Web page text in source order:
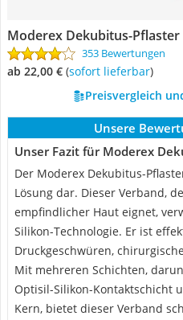
Moderex Dekubitus-Pflaster
353 Bewertungen
ab 22,00 € ( Sofort lieferbar)
Preisvergleich
Unsere
Unser Fazit für Moderex
Der Moderex Dekubitus-
Lösung dar. Dieser Verband,
empfindlicher Haut eignet,
Silikon-Technologie. Er ist
Druckgeschwüren,
Mit mehreren Schichten,
Optisil-Silikon-Kontaktschicht
Kern, bietet dieser Verband